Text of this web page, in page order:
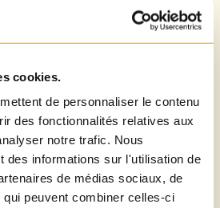
cookies.
de personnaliser le contenu
des fonctionnalités relatives aux
notre trafic. Nous
des informations sur l'utilisation de
de médias sociaux, de
peuvent combiner celles-ci
DE SERVICE
5°